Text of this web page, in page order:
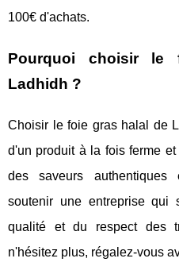
100€ d'achats.
Pourquoi choisir le
Ladhidh ?
Choisir le foie gras halal de
d'un produit à la fois ferme
des saveurs
soutenir une entreprise qui
qualité et du respect des
n'hésitez plus, régalez-vous